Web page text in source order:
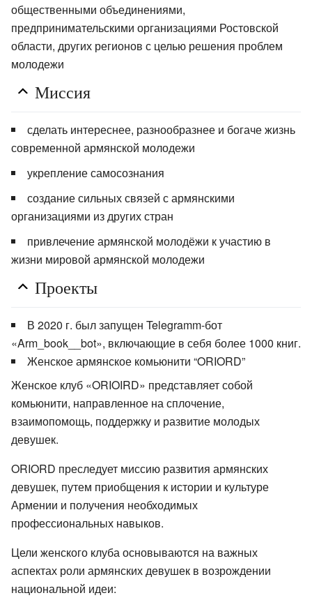
общественными объединениями,
предпринимательскими организациями Ростовской
области, других регионов с целью решения проблем
молодежи
Миссия
сделать интереснее, разнообразнее и богаче жизнь
современной армянской молодежи
укрепление самосознания
создание сильных связей с армянскими
организациями из других стран
привлечение армянской молодёжи к участию в
жизни мировой армянской молодежи
Проекты
В 2020 г. был запущен Telegramm-бот
«Arm_book__bot», включающие в себя более 1000 книг.
Женское армянское комьюнити “ORIORD”
Женское клуб «ORIOIRD» представляет собой
комьюнити, направленное на сплочение,
взаимопомощь, поддержку и развитие молодых
девушек.
ORIORD преследует миссию развития армянских
девушек, путем приобщения к истории и культуре
Армении и получения необходимых
профессиональных навыков.
Цели женского клуба основываются на важных
аспектах роли армянских девушек в возрождении
национальной идеи: